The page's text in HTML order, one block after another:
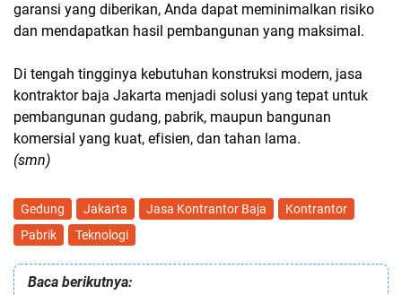
garansi yang diberikan, Anda dapat meminimalkan risiko
dan mendapatkan hasil pembangunan yang maksimal.
Di tengah tingginya kebutuhan konstruksi modern, jasa
kontraktor baja Jakarta menjadi solusi yang tepat untuk
pembangunan gudang, pabrik, maupun bangunan
komersial yang kuat, efisien, dan tahan lama.
(smn)
Gedung Jakarta Jasa Kontrantor Baja
Kontrantor
Pabrik
Teknologi
Baca berikutnya: